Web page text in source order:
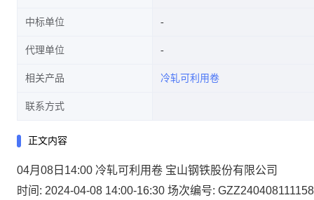
中标单位
代理单位
相关产品 冷轧可利用卷
联系方式
正文内容
04月08日14:00 冷轧可利用卷 宝山钢铁股份有限公司
时间: 2024-04-08 14:00-16:30 场次编号: